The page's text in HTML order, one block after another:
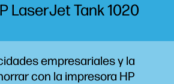
empresariales y la
con la impresora HP
LaserJet Tank 1020